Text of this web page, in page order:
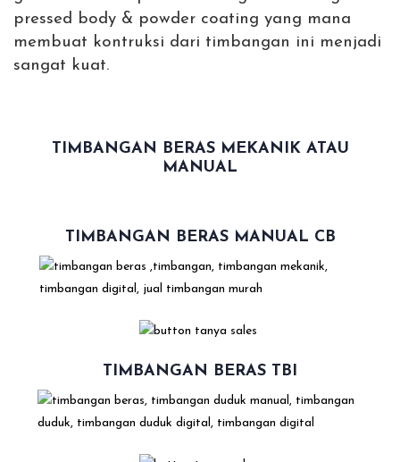
pressed body & powder coating yang mana
membuat kontruksi dari timbangan ini menjadi
sangat kuat.
TIMBANGAN BERAS MEKANIK ATAU
MANUAL
TIMBANGAN BERAS MANUAL CB
TIMBANGAN BERAS TBI